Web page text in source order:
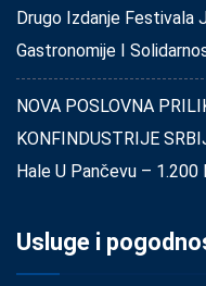
Drugo Izdanje Festivala
Gastronomije I
NOVA POSLOVNA
KONFINDUSTRIJE
Hale U Pančevu – 1.200
Usluge i